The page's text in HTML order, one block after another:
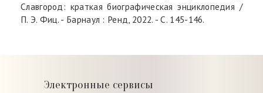
Славгород: краткая биографическая энциклопедия /
П. Э. Фиц. - Барнаул : Ренд, 2022. - C. 145-146.
Электронные сервисы